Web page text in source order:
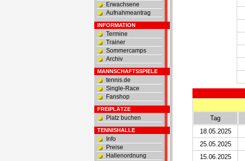
Erwachsene
Aufnahmeantrag
INFORMATION
Termine
Trainer
Sommercamps
Archiv
MANNSCHAFTSSPIELE
tennis.de
Single-Race
Fanshop
FREIPLÄTZE
Platz buchen
TENNISHALLE
Info
Preise
Hallenordnung
Tag
18.05.2025
25.05.2025
15.06.2025